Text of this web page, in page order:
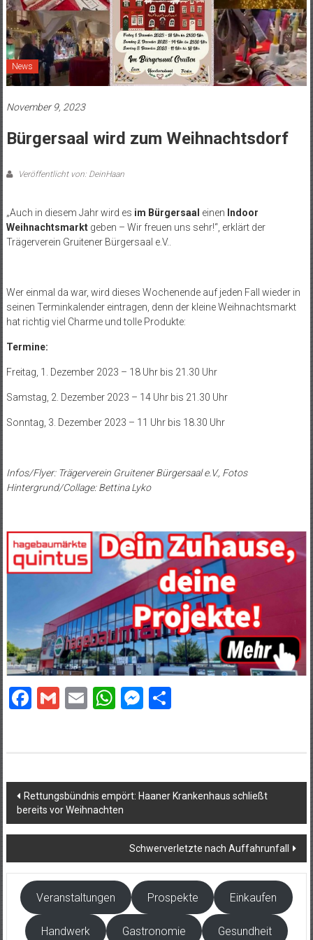
News
November 9, 2023
Bürgersaal wird zum Weihnachtsdorf
Veröffentlicht von: DeinHaan
„Auch in diesem Jahr wird es im Bürgersaal einen Indoor
Weihnachtsmarktgeben – Wir freuen uns sehr!“, erklärt der
Trägerverein Gruitener Bürgersaal e.V..
Wer einmal da war, wird dieses Wochenende auf jeden Fall wieder in
seinen Terminkalender eintragen, denn der kleine Weihnachtsmarkt
hat richtig viel Charme und tolle Produkte:
Termine:
Freitag, 1. Dezember 2023 – 18 Uhr bis 21.30 Uhr
Samstag, 2. Dezember 2023 – 14 Uhr bis 21.30 Uhr
Sonntag, 3. Dezember 2023 – 11 Uhr bis 18.30 Uhr
Infos/Flyer: Trägerverein Gruitener Bürgersaal e.V., Fotos
Hintergrund/Collage: Bettina Lyko
Facebook
GmailEmailWhatsApp
Messenger
Beitragsnavigation
Rettungsbündnis empört: Haaner Krankenhaus schließt
bereits vor Weihnachten
Schwerverletzte nach Auffahrunfall
Veranstaltungen Prospekte Einkaufen
Handwerk Gastronomie Gesundheit